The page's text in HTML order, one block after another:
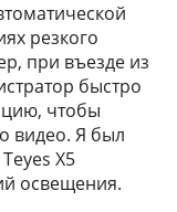
резкого
при въезде из
быстро
чтобы
видео. Я был
X5
освещения.